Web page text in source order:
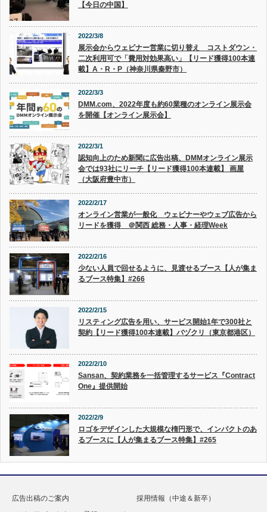
【今日の中国】
2022/3/8
展示会からウェビナー営業に切り替え コストダウン・
二次利用可で「費用対効果高い」【リード獲得100本連
載】A・R・P（神奈川県秦野市）
2022/3/3
DMM.com、2022年度も約60業種のオンライン展示会
を開催【オンライン展示会】
2022/3/1
認知向上のため新聞に広告出稿、DMMオンライン展示
会では93社にリーチ【リード獲得100本連載】 画屋
（大阪府豊中市）
2022/2/17
オンライン営業が一般化 ウェビナーやウェブ広告から
リードを獲得 ＠関西 総務・人事・経理Week
2022/2/16
少ない人員で回せるように、見渡せるブース【人が集ま
るブース特集】#266
2022/2/15
リスティング広告を用い、サービス開始1年で300社と
契約【リード獲得100本連載】バヅクリ（東京都港区）
2022/2/10
Sansan、契約業務を一括管理するサービス『Contract
One』提供開始
2022/2/9
ロゴをデザインした大規模な楕円形で、インパクトのあ
るブースに【人が集まるブース特集】#265
広告出稿のご案内
採用情報（中途＆新卒）